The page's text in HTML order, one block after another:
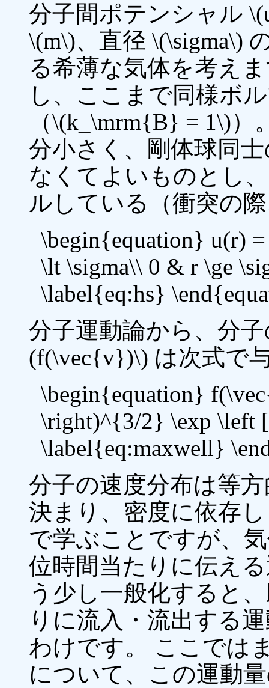
分子間ポテンシャル
\(m\)、直径 \(\sigma\)
る希薄な気体を考え
し、ここまで同様ボ
（\(k_\mrm{B} = 1\)
分小さく、剛体球同
なくてよいものとし
ルしている（衝突の
\begin{equation} u(r)
\lt \sigma\\ 0 & r \ge
\label{eq:hs}
分子運動論から、分
(f(\vec{v})\) は次式で
\begin{equation}
\right)^{3/2} \exp
\label{eq:maxwell}
分子の速度分布は等
決まり、密度に依存
で学ぶことですが、
位時間当たりに伝え
う少し一般化すると
りに流入・流出する
わけです。 ここでは
について、この運動